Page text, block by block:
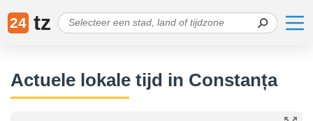
24 tz
Actuele lokale tijd in Constanța